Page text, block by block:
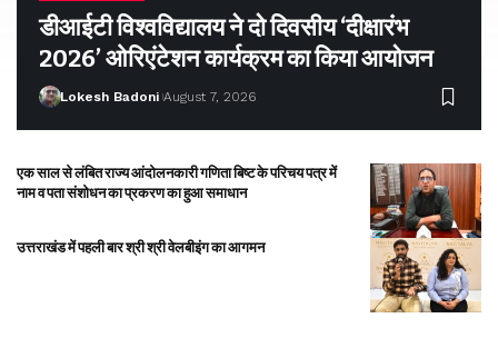
डीआईटी विश्वविद्यालय ने दो दिवसीय ‘दीक्षारंभ
2026’ ओरिएंटेशन कार्यक्रम का किया आयोजन
Lokesh Badoni August 7, 2026
एक साल से लंबित राज्य आंदोलनकारी गणिता बिष्ट के परिचय पत्र में
नाम व पता संशोधन का प्रकरण का हुआ समाधान
उत्तराखंड में पहली बार श्री श्री वेलबीइंग का आगमन